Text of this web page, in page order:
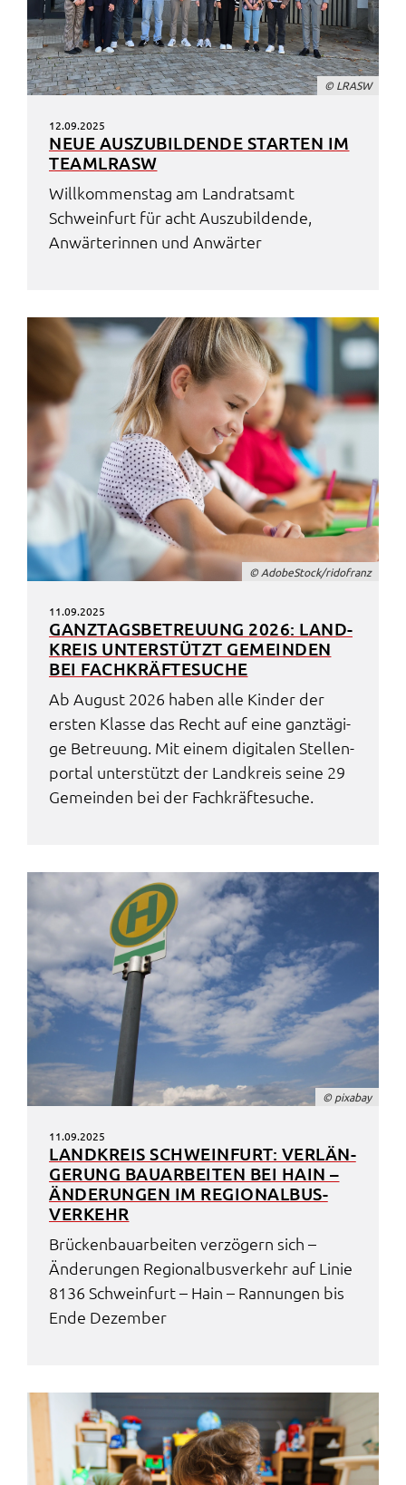
© LRASW
12.09.2025
NEUE AUSZU­BIL­DEN­DE STAR­TEN IM
TEAML­RASW
Will­kom­mens­tag am Land­rats­amt
Schwein­furt für acht Auszu­bil­den­de,
Anwär­te­rin­nen und Anwär­ter
© Adobe­Stock/rido­franz
11.09.2025
GANZ­TAGS­BE­TREU­UNG 2026: LAND­
KREIS UNTER­STÜTZT GEMEIN­DEN
BEI FACH­KRÄF­TE­SU­CHE
Ab August 2026 haben alle Kinder der
ersten Klas­se das Recht auf eine ganz­tä­gi­
ge Betreu­ung. Mit einem digi­ta­len Stel­len­
por­tal unter­stützt der Land­kreis seine 29
Gemein­den bei der Fach­kräf­te­su­che.
© pixa­bay
11.09.2025
LAND­KREIS SCHWEIN­FURT: VERLÄN­
GE­RUNG BAUAR­BEI­TEN BEI HAIN –
ÄNDE­RUN­GEN IM REGIO­NAL­BUS­
VER­KEHR
Brücken­bau­ar­bei­ten verzö­gern sich –
Ände­run­gen Regio­nal­bus­ver­kehr auf Linie
8136 Schwein­furt – Hain – Rannun­gen bis
Ende Dezem­ber